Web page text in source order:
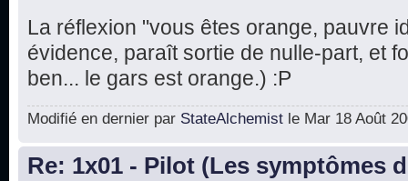
La réflexion "vous êtes orange, pauvre
évidence, paraît sortie de nulle-part, et
ben... le gars est orange.) :P
Modifié en dernier par StateAlchemist le Mar 18 Août
Re: 1x01 - Pilot (Les symptômes